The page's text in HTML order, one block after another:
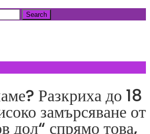
Разкриха до 18
замърсяване от
дол“ спрямо това,